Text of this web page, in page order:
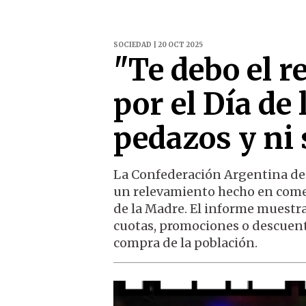
SOCIEDAD | 20 OCT 2025
"Te debo el
por el Día de
pedazos y ni
La Confederación Argentina
un relevamiento hecho en
de la Madre. El informe
cuotas, promociones o
compra de la población.